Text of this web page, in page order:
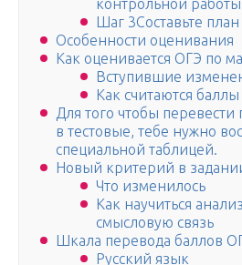
контрольной работы
Шаг 3Составьте
Особенности оценивания
Как оценивается ОГЭ по
Вступившие
Как считаются
Для того чтобы
в тестовые, тебе нужно
специальной таблицей.
Новый критерий в
Что изменилось
Как научиться
смысловую связь
Шкала перевода баллов
Русский язык